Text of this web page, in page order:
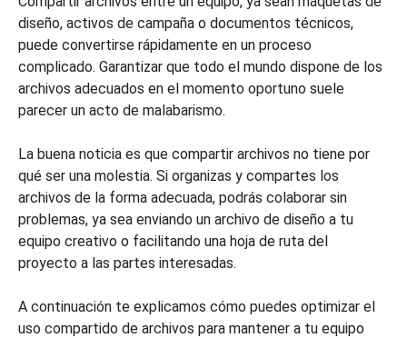
diseño, activos de campaña o documentos técnicos,
puede convertirse rápidamente en un proceso
complicado. Garantizar que todo el mundo dispone de los
archivos adecuados en el momento oportuno suele
parecer un acto de malabarismo.
La buena noticia es que compartir archivos no tiene por
qué ser una molestia. Si organizas y compartes los
archivos de la forma adecuada, podrás colaborar sin
problemas, ya sea enviando un archivo de diseño a tu
equipo creativo o facilitando una hoja de ruta del
proyecto a las partes interesadas.
A continuación te explicamos cómo puedes optimizar el
uso compartido de archivos para mantener a tu equipo